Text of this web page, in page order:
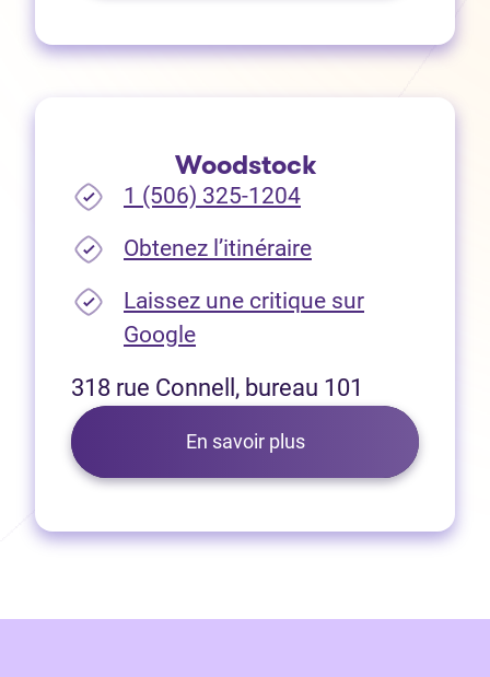
Woodstock
1 (506) 325-1204
Obtenez l’itinéraire(Ouvre dans un
Laissez une critique sur
Google(Ouvre dans un nouvel
318 rue Connell, bureau 101
En savoir plus